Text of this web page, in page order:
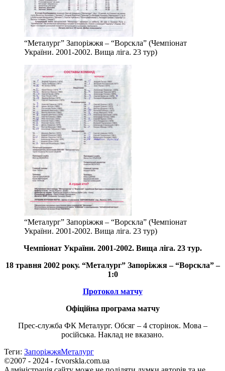
“Металург” Запоріжжя – “Ворскла” (Чемпіонат
України. 2001-2002. Вища ліга. 23 тур)
“Металург” Запоріжжя – “Ворскла” (Чемпіонат
України. 2001-2002. Вища ліга. 23 тур)
Чемпіонат України. 2001-2002. Вища ліга. 23 тур.
18 травня 2002 року. “Металург” Запоріжжя – “Ворскла” –
1:0
Протокол матчу
Офіційна програма матчу
Прес-служба ФК Металург. Обсяг – 4 сторінок. Мова –
російська. Наклад не вказано.
Теги: ЗапоріжжяМеталург
©2007 - 2024 - fcvorskla.com.ua